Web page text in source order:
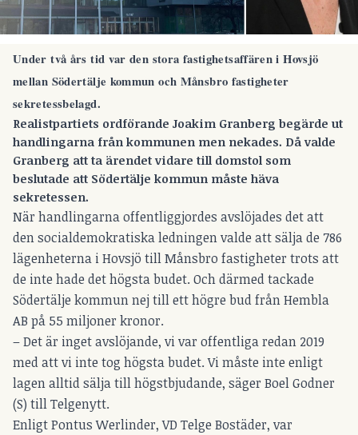
Under två års tid var den stora fastighetsaffären i Hovsjö
mellan Södertälje kommun och Månsbro fastigheter
sekretessbelagd.
Realistpartiets ordförande Joakim Granberg begärde ut
handlingarna från kommunen men nekades. Då valde
Granberg att ta ärendet vidare till domstol som
beslutade att Södertälje kommun måste häva
sekretessen.
När handlingarna offentliggjordes avslöjades det att
den socialdemokratiska ledningen valde att sälja de 786
lägenheterna i Hovsjö till Månsbro fastigheter trots att
de inte hade det högsta budet. Och därmed tackade
Södertälje kommun nej till ett högre bud från Hembla
AB på 55 miljoner kronor.
– Det är inget avslöjande, vi var offentliga redan 2019
med att vi inte tog högsta budet. Vi måste inte enligt
lagen alltid sälja till högstbjudande, säger Boel Godner
(S) till Telgenytt.
Enligt Pontus Werlinder, VD Telge Bostäder, var